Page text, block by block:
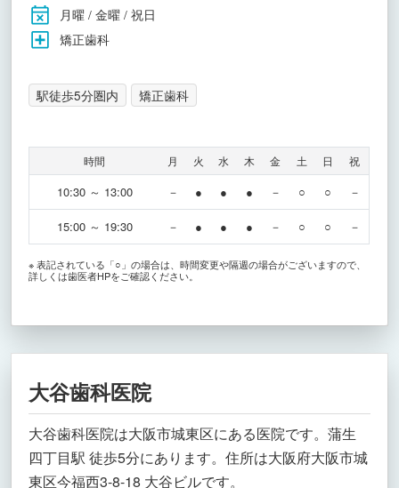
月曜 / 金曜 / 祝日
矯正歯科
駅徒歩5分圏内 矯正歯科
時間 月 火 水 木 金 土 日 祝
10:30 ～ 13:00 － ● ● ● － ○ ○ －
15:00 ～ 19:30 － ● ● ● － ○ ○ －
※ 表記されている「○」の場合は、時間変更や隔週の場合がございますので、
詳しくは歯医者HPをご確認ください。
大谷歯科医院
大谷歯科医院は大阪市城東区にある医院です。蒲生
四丁目駅 徒歩5分にあります。住所は大阪府大阪市城
東区今福西3-8-18 大谷ビルです。